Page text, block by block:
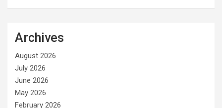
Archives
August 2026
July 2026
June 2026
May 2026
February 2026